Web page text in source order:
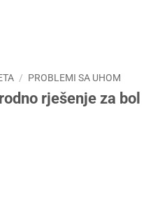
/ PROBLEMI SA UHOM
rješenje za bol